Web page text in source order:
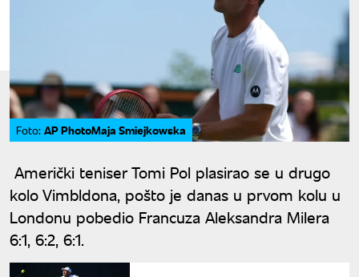
Foto: AP PhotoMaja Smiejkowska
Američki teniser Tomi Pol plasirao se u drugo
kolo Vimbldona, pošto je danas u prvom kolu u
Londonu pobedio Francuza Aleksandra Milera
6:1, 6:2, 6:1.